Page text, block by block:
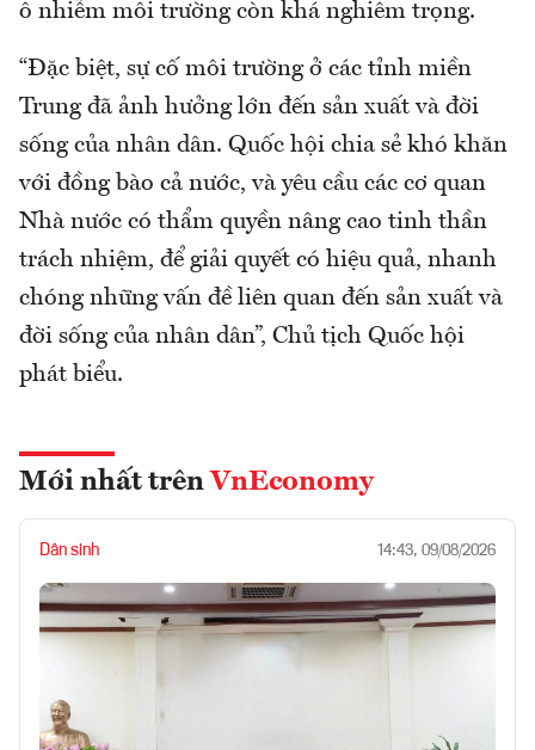
ô nhiễm môi trường còn khá nghiêm trọng.
“Đặc biệt, sự cố môi trường ở các tỉnh miền
Trung đã ảnh hưởng lớn đến sản xuất và đời
sống của nhân dân. Quốc hội chia sẻ khó khăn
với đồng bào cả nước, và yêu cầu các cơ quan
Nhà nước có thẩm quyền nâng cao tinh thần
trách nhiệm, để giải quyết có hiệu quả, nhanh
chóng những vấn đề liên quan đến sản xuất và
đời sống của nhân dân”, Chủ tịch Quốc hội
phát biểu.
Mới nhất trên VnEconomy
Dân sinh 14:43, 09/08/2026